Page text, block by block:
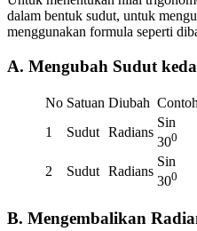
dalam bentuk sudut, untuk
menggunakan formula seperti
A. Mengubah Sudut
No Satuan Diubah Contoh
1
Sudut Radians
Sin
300
2 Sudut Radians
Sin
300
B. Mengembalikan